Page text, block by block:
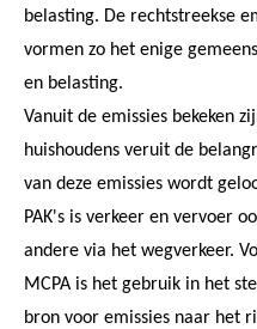
belasting. De rechtstreekse
vormen zo het enige
en belasting.
Vanuit de emissies bekeken
huishoudens veruit de
van deze emissies wordt
PAK's is verkeer en vervoer
andere via het wegverkeer.
MCPA is het gebruik in het
bron voor emissies naar het